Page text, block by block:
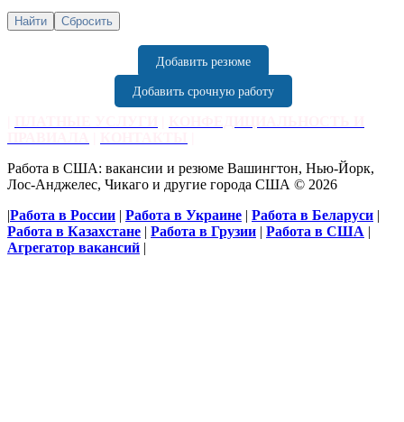
Добавить резюме
Добавить срочную работу
Работа в США: вакансии и резюме Вашингтон, Нью-Йорк,
Лос-Анджелес, Чикаго и другие города США © 2026
|Работа в России | Работа в Украине | Работа в Беларуси |
Работа в Казахстане | Работа в Грузии | Работа в США |
Агрегатор вакансий |